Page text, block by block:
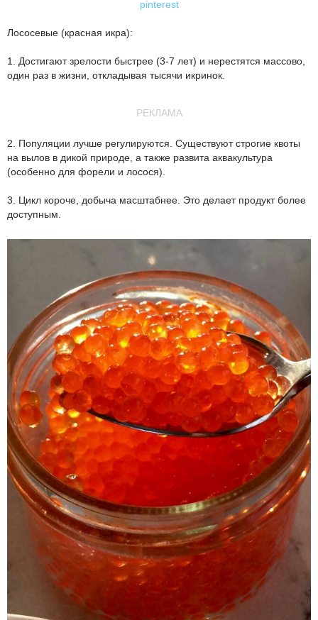
pinterest
Лососевые (красная икра):
1. Достигают зрелости быстрее (3-7 лет) и нерестятся массово,
один раз в жизни, откладывая тысячи икринок.
РЕКЛАМА
2. Популяции лучше регулируются. Существуют строгие квоты
на вылов в дикой природе, а также развита аквакультура
(особенно для форели и лосося).
3. Цикл короче, добыча масштабнее. Это делает продукт более
доступным.